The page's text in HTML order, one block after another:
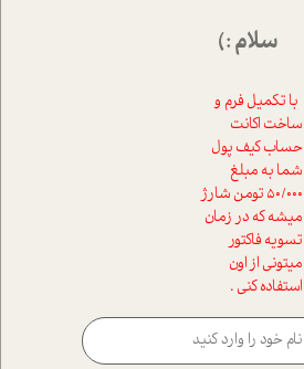
سلام :)
با تکمیل فرم و
ساخت اکانت
حساب کیف پول
شما به مبلغ
50/000 تومن شارژ
میشه که در زمان
تسویه فاکتور
میتونی از اون
استفاده کنی .